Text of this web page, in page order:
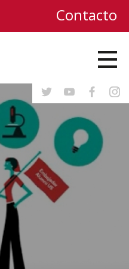
Contacto
Bruselas